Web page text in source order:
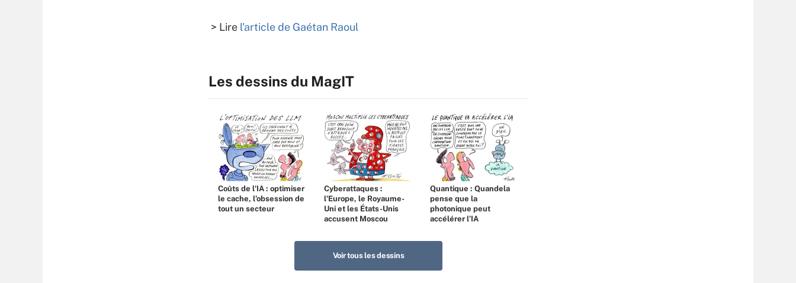
> Lire l'article de Gaétan Raoul
Les dessins du MagIT
Coûts de l'IA : optimiser
le cache, l’obsession de
tout un secteur
Cyberattaques :
l’Europe, le Royaume-
Uni et les États-Unis
accusent Moscou
Quantique : Quandela
pense que la
photonique peut
accélérer l’IA
Voir tous les dessins